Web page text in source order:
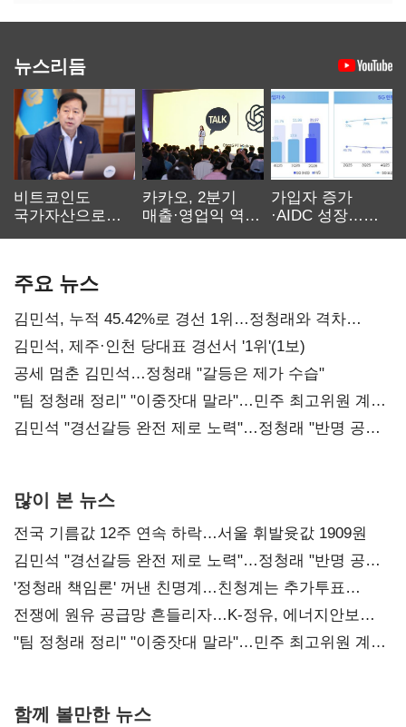
뉴스리듬
비트코인도
국가자산으로…'
카카오, 2분기
매출·영업익 역대
가입자 증가
·AIDC 성장…
주요 뉴스
김민석, 누적 45.42%로 경선 1위…정청래와 격차
0.86%p(2보)
김민석, 제주·인천 당대표 경선서 '1위'(1보)
공세 멈춘 김민석…정청래 "갈등은 제가 수습"
"팀 정청래 정리" "이중잣대 말라"…민주 최고위원 계파
다툼 격화
김민석 "경선갈등 완전 제로 노력"…정청래 "반명 공세
많이 본 뉴스
전국 기름값 12주 연속 하락…서울 휘발윳값 1909원
김민석 "경선갈등 완전 제로 노력"…정청래 "반명 공세
사과부터"
'정청래 책임론' 꺼낸 친명계…친청계는 추가투표
때리기
전쟁에 원유 공급망 흔들리자…K-정유, 에너지안보
핵심으로 재부상
"팀 정청래 정리" "이중잣대 말라"…민주 최고위원 계파
함께 볼만한 뉴스